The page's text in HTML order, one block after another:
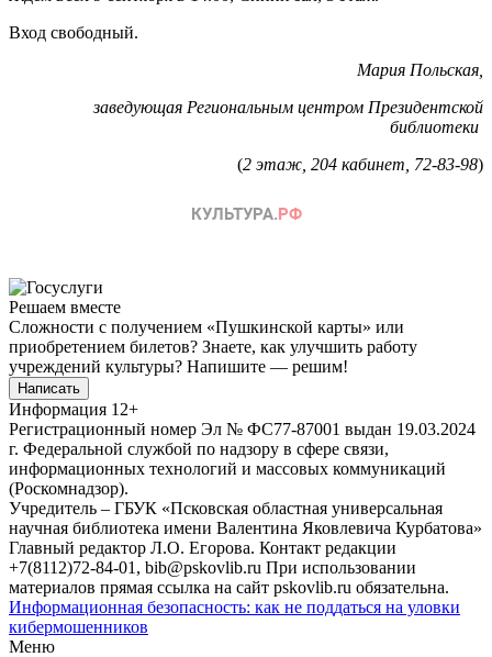
Вход свободный.
Мария Польская,
заведующая Региональным центром Президентской
библиотеки
(2 этаж, 204 кабинет, 72-83-98)
Решаем вместе
Сложности с получением «Пушкинской карты» или
приобретением билетов? Знаете, как улучшить работу
учреждений культуры? Напишите — решим!
Написать
Информация 12+
Регистрационный номер Эл № ФС77-87001 выдан 19.03.2024
г. Федеральной службой по надзору в сфере связи,
информационных технологий и массовых коммуникаций
(Роскомнадзор).
Учредитель – ГБУК «Псковская областная универсальная
научная библиотека имени Валентина Яковлевича Курбатова»
Главный редактор Л.О. Егорова. Контакт редакции
+7(8112)72-84-01, bib@pskovlib.ru При использовании
материалов прямая ссылка на сайт pskovlib.ru обязательна.
Информационная безопасность: как не поддаться на уловки
кибермошенников
Меню